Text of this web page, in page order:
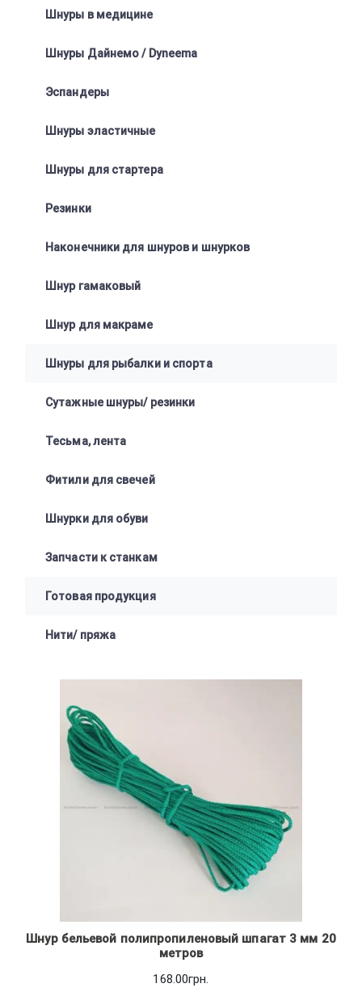
Шнуры в медицине
Шнуры Дайнемо / Dyneema
Эспандеры
Шнуры эластичные
Шнуры для стартера
Резинки
Наконечники для шнуров и шнурков
Шнур гамаковый
Шнур для макраме
Шнуры для рыбалки и спорта
Сутажные шнуры/ резинки
Тесьма, лента
Фитили для свечей
Шнурки для обуви
Запчасти к станкам
Готовая продукция
Нити/ пряжа
Шнур бельевой полипропиленовый шпагат 3 мм 20
метров
168.00грн.